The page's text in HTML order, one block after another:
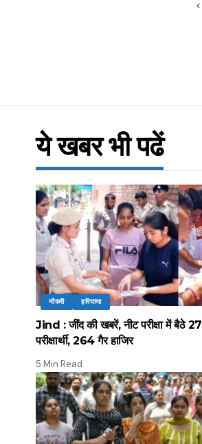
ये खबर भी पढें
नौकरी हरियाणा
Jind : जींद की खबरें, नीट परीक्षा में बैठे
परीक्षार्थी, 264 गैर हाजिर
5 Min Read